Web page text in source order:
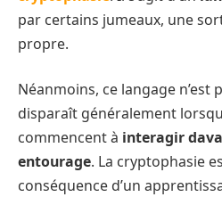
par certains jumeaux, une
propre.
Néanmoins, ce langage n’est
disparaît généralement
commencent à interagir
entourage. La cryptophasie
conséquence d’un